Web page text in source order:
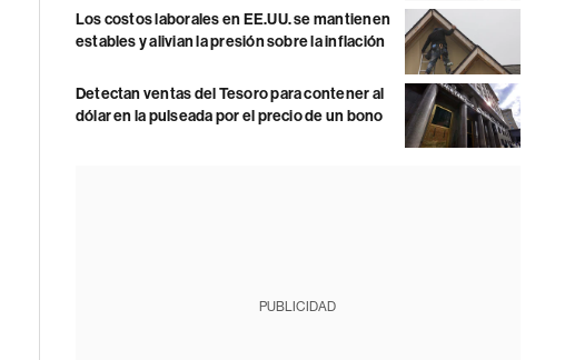
Los costos laborales en EE.UU. se mantienen
estables y alivian la presión sobre la inflación
Detectan ventas del Tesoro para contener al
dólar en la pulseada por el precio de un bono
PUBLICIDAD